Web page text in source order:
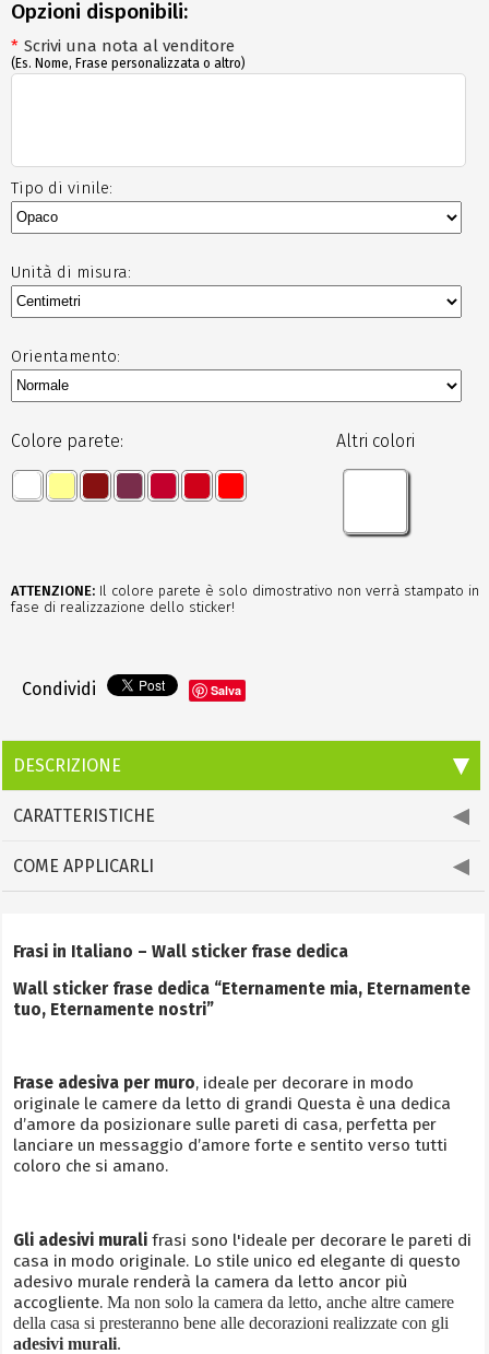
Opzioni disponibili:
Tipo di vinile:
Unità di misura:
Orientamento:
Colore parete: Altri colori
ATTENZIONE: Il colore parete è solo dimostrativo non verrà stampato in
fase di realizzazione dello sticker!
* Scrivi una nota al venditore
(Es. Nome, Frase personalizzata o altro)
Condividi Salva
DESCRIZIONE
CARATTERISTICHE
COME APPLICARLI
Frasi in Italiano – Wall sticker frase dedica
Wall sticker frase dedica “Eternamente mia, Eternamente
tuo, Eternamente nostri”
Frase adesiva per muro, ideale per decorare in modo
originale le camere da letto di grandi Questa è una dedica
d’amore da posizionare sulle pareti di casa, perfetta per
lanciare un messaggio d’amore forte e sentito verso tutti
coloro che si amano.
Gli adesivi murali frasi sono l'ideale per decorare le pareti di
casa in modo originale. Lo stile unico ed elegante di questo
adesivo murale renderà la camera da letto ancor più
accogliente. Ma non solo la camera da letto, anche altre camere
della casa si presteranno bene alle decorazioni realizzate con gli
adesivi murali.